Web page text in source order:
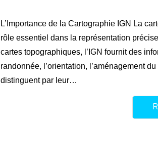
L’Importance de la Cartographie IGN La
rôle essentiel dans la représentation
cartes topographiques, l’IGN fournit des
randonnée, l’orientation, l’aménagement
distinguent par leur…